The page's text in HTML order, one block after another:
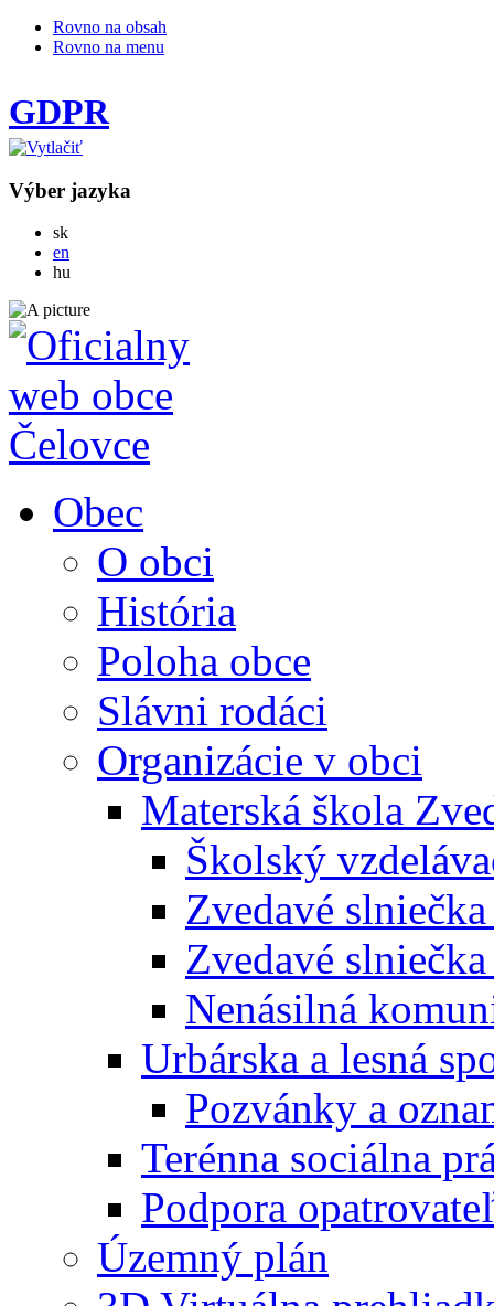
Rovno na obsah
Rovno na menu
GDPR
Výber jazyka
skSlovensky
en
hu
Obec
O obci
História
Poloha obce
Slávni rodáci
Organizácie v obci
Materská škola
Školský
Zvedavé
Zvedavé
Nenásilná
Urbárska a lesná
Pozvánky a
Terénna sociálna
Podpora
Územný plán